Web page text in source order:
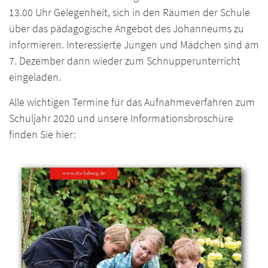
13.00 Uhr Gelegenheit, sich in den Räumen der Schule
über das pädagogische Angebot des Johanneums zu
informieren. Interessierte Jungen und Mädchen sind am
7. Dezember dann wieder zum Schnupperunterricht
eingeladen.
Alle wichtigen Termine für das Aufnahmeverfahren zum
Schuljahr 2020 und unsere Informationsbroschüre
finden Sie hier: